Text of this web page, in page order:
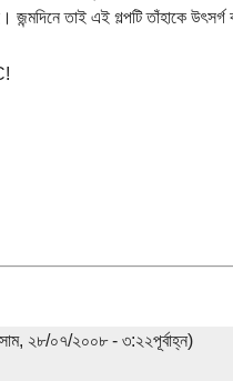
জন্মদিনে তাই এই গল্পটি তাঁহাকে উৎসর্গ
২৮/০৭/২০০৮ - ৩:২২পূর্বাহ্ন)